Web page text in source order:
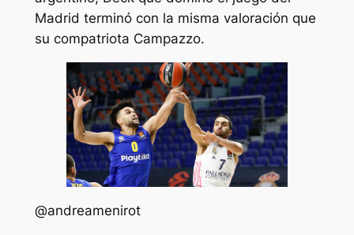
Madrid terminó con la misma valoración que
su compatriota Campazzo.
@andreamenirot